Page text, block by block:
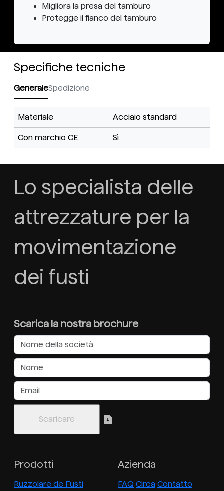
Migliora la presa del tamburo
Protegge il fianco del tamburo
Specifiche tecniche
GeneraleSpedizione
Materiale Acciaio standard
Con marchio CE Sì
Lo specialista delle
attrezzature per la
movimentazione
dei fusti
Scarica la nostra brochure
Prodotti
Ruzzolare de Fusti
Azienda
FAQ Circa Contatto